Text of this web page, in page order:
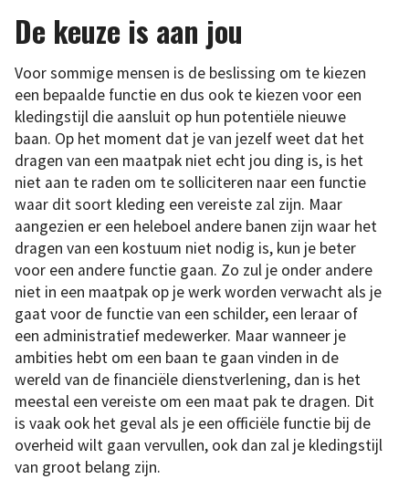
De keuze is aan jou
Voor sommige mensen is de beslissing om te kiezen
een bepaalde functie en dus ook te kiezen voor een
kledingstijl die aansluit op hun potentiële nieuwe
baan. Op het moment dat je van jezelf weet dat het
dragen van een maatpak niet echt jou ding is, is het
niet aan te raden om te solliciteren naar een functie
waar dit soort kleding een vereiste zal zijn. Maar
aangezien er een heleboel andere banen zijn waar het
dragen van een kostuum niet nodig is, kun je beter
voor een andere functie gaan. Zo zul je onder andere
niet in een maatpak op je werk worden verwacht als je
gaat voor de functie van een schilder, een leraar of
een administratief medewerker. Maar wanneer je
ambities hebt om een baan te gaan vinden in de
wereld van de financiële dienstverlening, dan is het
meestal een vereiste om een maat pak te dragen. Dit
is vaak ook het geval als je een officiële functie bij de
overheid wilt gaan vervullen, ook dan zal je kledingstijl
van groot belang zijn.